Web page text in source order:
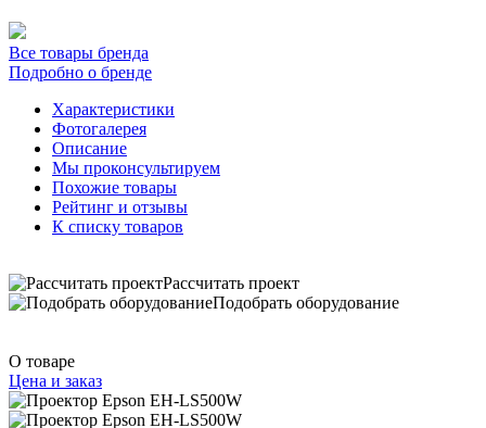
Все товары бренда
Подробно о бренде
Характеристики
Фотогалерея
Описание
Мы проконсультируем
Похожие товары
Рейтинг и отзывы
К списку товаров
Рассчитать проект
Подобрать оборудование
О товаре
Цена и заказ